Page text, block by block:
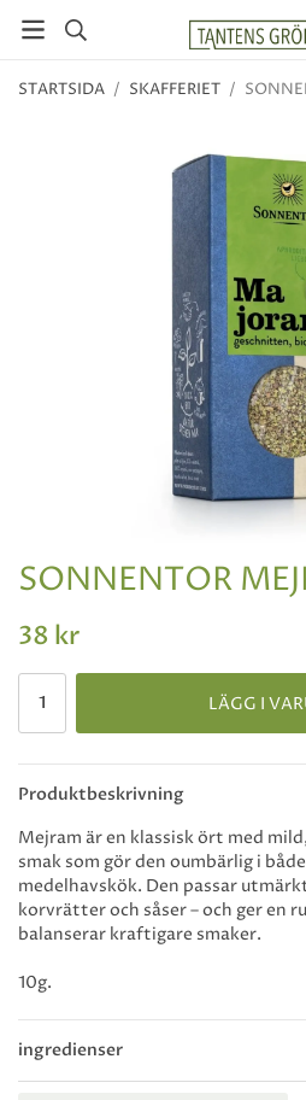
STARTSIDA / SKAFFERIET /
SONNENTOR
38 kr
LÄGG I
Produktbeskrivning
ingredienser
Mejram är en klassisk ört med
smak som gör den oumbärlig i
medelhavskök. Den passar
korvrätter och såser – och ger en
balanserar kraftigare smaker.
10g.